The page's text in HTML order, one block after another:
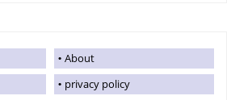
About
privacy policy